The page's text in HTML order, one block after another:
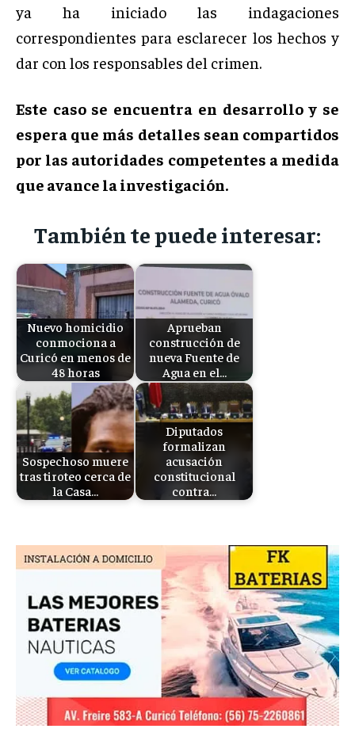
ya ha iniciado las indagaciones
correspondientes para esclarecer los hechos y
dar con los responsables del crimen.
Este caso se encuentra en desarrollo y se
espera que más detalles sean compartidos
por las autoridades competentes a medida
que avance la investigación.
También te puede interesar:
Nuevo homicidio
conmociona a
Curicó en menos de
48 horas
Aprueban
construcción de
nueva Fuente de
Agua en el…
Sospechoso muere
tras tiroteo cerca de
la Casa…
Diputados
formalizan
acusación
constitucional
contra…